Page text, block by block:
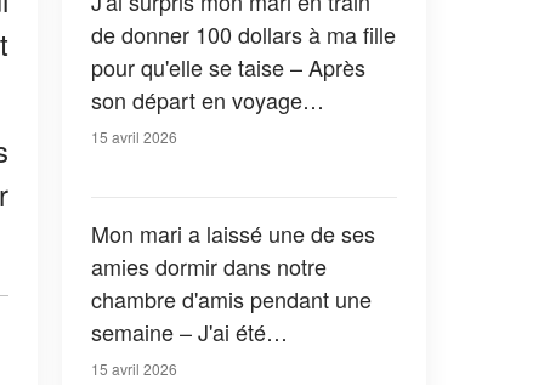
de donner 100 dollars à ma fille
pour qu'elle se taise – Après
son départ en voyage
d'affaires, elle m'a dit : «
15 avril 2026
Mon mari a laissé une de ses
amies dormir dans notre
chambre d'amis pendant une
semaine – J'ai été
complètement stupéfaite par ce
15 avril 2026